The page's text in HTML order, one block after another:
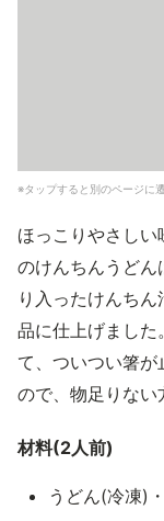
※タップすると別のページに
ほっこりやさし
のけんちんうど
り入ったけんち
品に仕上げました
て、ついつい箸
ので、物足りない
材料(2人前)
うどん(冷凍)